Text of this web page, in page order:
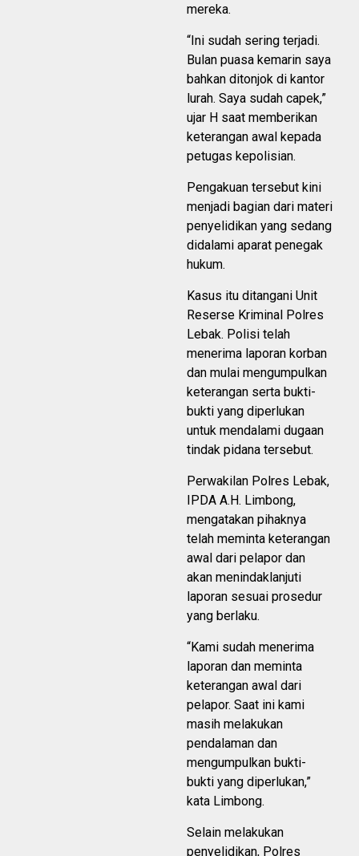
mereka.
“Ini sudah sering terjadi.
Bulan puasa kemarin saya
bahkan ditonjok di kantor
lurah. Saya sudah capek,”
ujar H saat memberikan
keterangan awal kepada
petugas kepolisian.
Pengakuan tersebut kini
menjadi bagian dari materi
penyelidikan yang sedang
didalami aparat penegak
hukum.
Kasus itu ditangani Unit
Reserse Kriminal Polres
Lebak. Polisi telah
menerima laporan korban
dan mulai mengumpulkan
keterangan serta bukti-
bukti yang diperlukan
untuk mendalami dugaan
tindak pidana tersebut.
Perwakilan Polres Lebak,
IPDA A.H. Limbong,
mengatakan pihaknya
telah meminta keterangan
awal dari pelapor dan
akan menindaklanjuti
laporan sesuai prosedur
yang berlaku.
“Kami sudah menerima
laporan dan meminta
keterangan awal dari
pelapor. Saat ini kami
masih melakukan
pendalaman dan
mengumpulkan bukti-
bukti yang diperlukan,”
kata Limbong.
Selain melakukan
penyelidikan, Polres